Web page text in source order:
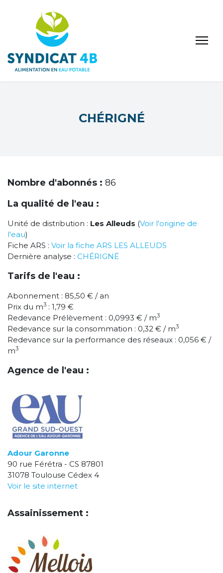
CHÉRIGNÉ
Nombre d'abonnés : 86
La qualité de l'eau :
Unité de distribution : Les Alleuds (Voir l'origine de
l'eau)
Fiche ARS : Voir la fiche ARS LES ALLEUDS
Dernière analyse : CHÉRIGNÉ
Tarifs de l'eau :
Abonnement : 85,50 € / an
Prix du m3 : 1,79 €
Redevance Prélèvement : 0,0993 € / m3
Redevance sur la consommation : 0,32 € / m3
Redevance sur la performance des réseaux : 0,056 € /
m3
Agence de l'eau :
Adour Garonne
90 rue Férétra - CS 87801
31078 Toulouse Cédex 4
Voir le site internet
Assainissement :